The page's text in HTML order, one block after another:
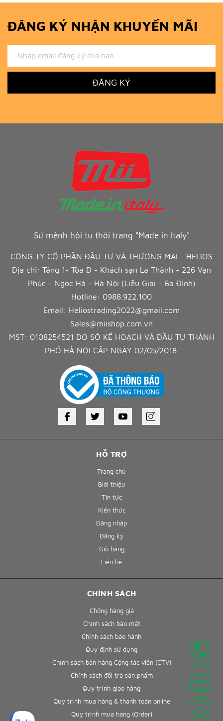
Hotline
Zalo
ĐĂNG KÝ NHẬN KHUYẾN MÃI
ĐĂNG KÝ
HỖ TRỢ
Trang chủ
Giới thiệu
Tin tức
Kiến thức
Đăng nhập
Đăng ký
Giỏ hàng
Liên hệ
Sứ mệnh hội tụ thời trang "Made in Italy"
CÔNG TY CỔ PHẦN ĐẦU TƯ VÀ THƯƠNG MẠI - HELIOS
Địa chỉ: Tầng 1- Tòa D - Khách sạn La Thành - 226 Vạn
Phúc - Ngọc Hà - Hà Nội (Liễu Giai - Ba Đình)
Hotline: 0988.922.100
Email: Heliostrading2022@gmail.com
Sales@miishop.com.vn
MST: 0108254521 DO SỞ KẾ HOẠCH VÀ ĐẦU TƯ THÀNH
PHỐ HÀ NỘI CẤP NGÀY 02/05/2018.
CHÍNH SÁCH
Chống hàng giả
Chính sách bảo mật
Chính sách bảo hành
Quy định sử dụng
Chính sách bán hàng Cộng tác viên (CTV)
Chính sách đổi trả sản phẩm
Quy trình giao hàng
Quy trình mua hàng & thanh toán online
Quy trình mua hàng (Order)